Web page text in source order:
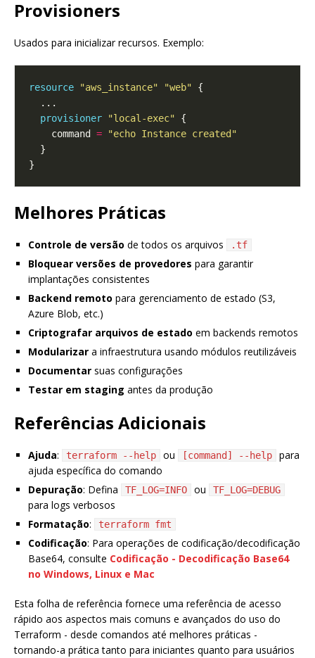
Provisioners
Usados para inicializar recursos. Exemplo:
resource "aws_instance" "web"
provisioner
"local-exec"
    command
=
"echo Instance created"
Melhores Práticas
Controle de versão de todos os arquivos .tf
Bloquear versões de provedores para garantir
implantações consistentes
Backend remoto para gerenciamento de estado (S3,
Azure Blob, etc.)
Criptografar arquivos de estado em backends remotos
Modularizar a infraestrutura usando módulos reutilizáveis
Documentar suas configurações
Testar em staging antes da produção
Referências Adicionais
Ajuda: terraform --help ou [command] --help
para
ajuda específica do comando
Depuração: Defina TF_LOG=INFO ou TF_LOG=DEBUG
para logs verbosos
Formatação: terraform fmt
Codificação: Para operações de codificação/decodificação
Base64, consulte Codificação - Decodificação Base64
no Windows, Linux e Mac
Esta folha de referência fornece uma referência de acesso
rápido aos aspectos mais comuns e avançados do uso do
Terraform - desde comandos até melhores práticas -
tornando-a prática tanto para iniciantes quanto para usuários